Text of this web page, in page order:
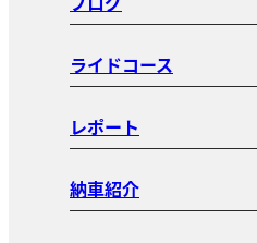
ライドコース
レポート
納車紹介